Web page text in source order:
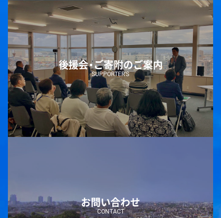
後援会・ご寄附のご案内
SUPPORTER’S
お問い合わせ
CONTACT